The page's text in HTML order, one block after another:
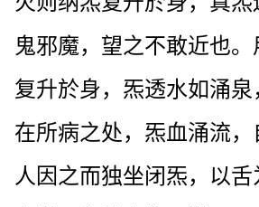
鬼邪魔，望之不敢近也
复升於身，炁透水如涌
在所病之处，炁血涌流
人因之而独坐闭炁，以